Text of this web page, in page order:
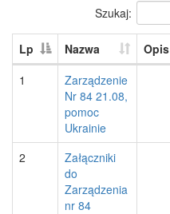
Szukaj:
Lp Nazwa Opis
1
Zarządzenie
Nr 84 21.08,
pomoc
Ukrainie
2
Załączniki
do
Zarządzenia
nr 84